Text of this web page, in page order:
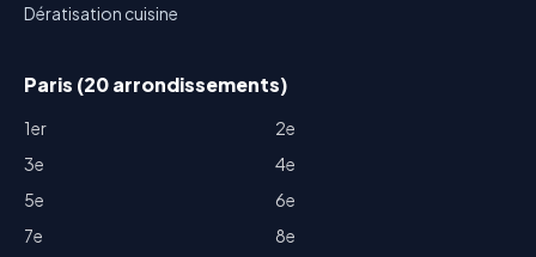
Dératisation cuisine
Paris (20 arrondissements)
1er
2e
3e
4e
5e
6e
7e
8e